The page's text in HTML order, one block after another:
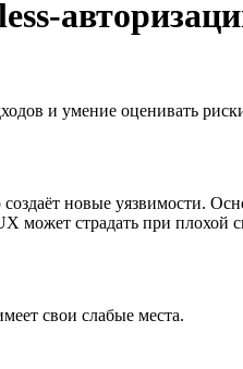
и умение оценивать
новые уязвимости.
страдать при плохой
свои слабые места.